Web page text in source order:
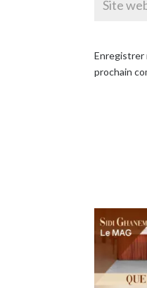
Enregistrer
prochain